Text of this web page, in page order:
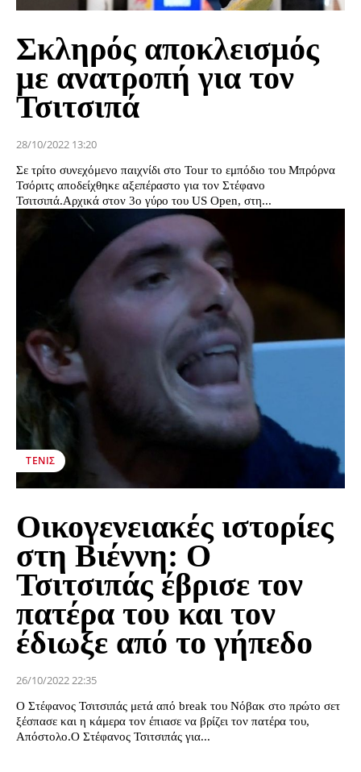
Σκληρός αποκλεισμός
με ανατροπή για τον
Τσιτσιπά
28/10/2022 13:20
Σε τρίτο συνεχόμενο παιχνίδι στο Tour το εμπόδιο του Μπρόρνα
Τσόριτς αποδείχθηκε αξεπέραστο για τον Στέφανο
Τσιτσιπά.Αρχικά στον 3ο γύρο του US Open, στη...
ΤΈΝΙΣ
Οικογενειακές ιστορίες
στη Βιέννη: Ο
Τσιτσιπάς έβρισε τον
πατέρα του και τον
έδιωξε από το γήπεδο
26/10/2022 22:35
O Στέφανος Τσιτσιπάς μετά από break του Νόβακ στο πρώτο σετ
ξέσπασε και η κάμερα τον έπιασε να βρίζει τον πατέρα του,
Απόστολο.Ο Στέφανος Τσιτσιπάς για...